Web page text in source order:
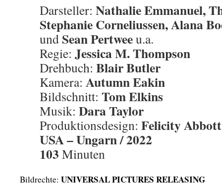
Darsteller: Nathalie Emmanuel,
Stephanie Corneliussen, Alana
und Sean Pertweeu.a.
Regie: Jessica M. Thompson
Drehbuch: Blair Butler
Kamera: Autumn Eakin
Bildschnitt: Tom Elkins
Musik: Dara Taylor
Produktionsdesign: Felicity Abbott
USA – Ungarn / 2022
103 Minuten
Bildrechte: UNIVERSAL PICTURES RELEASING